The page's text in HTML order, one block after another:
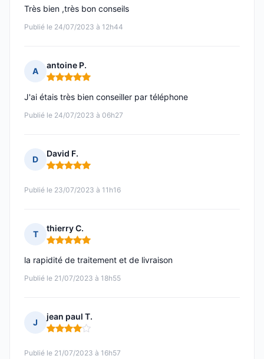
Publié le 24/07/2023 à 12h44
Très bien ,très bon conseils
A
antoine P.
Note : 5 sur 5
Publié le 24/07/2023 à 06h27
J'ai étais très bien conseiller par téléphone
D
David F.
Note : 5 sur 5
Publié le 23/07/2023 à 11h16
T
thierry C.
Note : 5 sur 5
Publié le 21/07/2023 à 18h55
la rapidité de traitement et de livraison
J
jean paul T.
Note : 4 sur 5
Publié le 21/07/2023 à 16h57